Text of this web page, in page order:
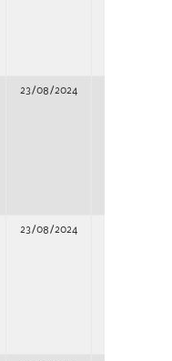
23/08/2024
23/08/2024